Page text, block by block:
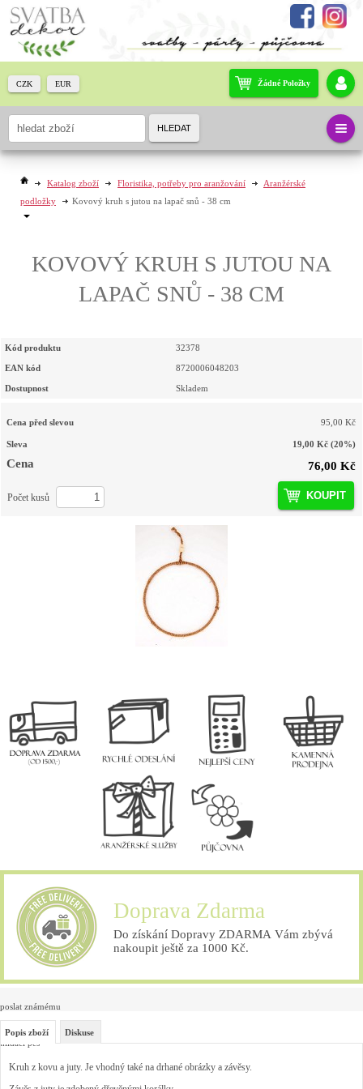
Katalog zboží Floristika, potřeby pro aranžování
Aranžérské
podložky
Kovový kruh s jutou na lapač snů - 38 cm
KOVOVÝ KRUH S JUTOU NA
LAPAČ SNŮ - 38 CM
Kód produktu 32378
EAN kód 8720006048203
Dostupnost Skladem
Cena před slevou 95,00 Kč
Sleva 19,00 Kč (20%)
Cena 76,00 Kč
KOUPIT
Počet kusů
Doprava Zdarma
Do získání Dopravy ZDARMA Vám zbývá
nakoupit ještě za 1000 Kč.
poslat známému
hlídací pes
Popis zboží Diskuse
Kruh z kovu a juty. Je vhodný také na drhané obrázky a závěsy.
Žádné Položky
CZK EUR
HLEDAT